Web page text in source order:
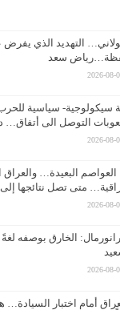
التهديد الذي
سعد
2026-08-
سيكولوجية- سياسية للحرب
التوصل الى أتفاق…
2026-08-
العواصم البعيدة… والعراق
متى تصل نتائجها
2026-08-
الخارق بوصفه
2026-08-
أمام اختبار